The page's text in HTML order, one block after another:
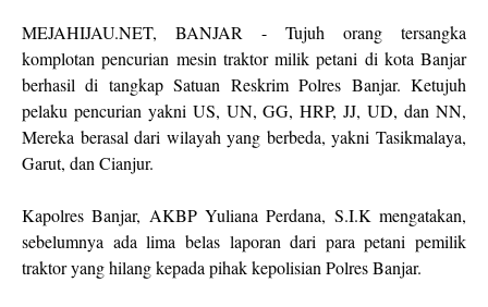
MEJAHIJAU.NET, BANJAR - Tujuh orang tersangka
komplotan pencurian mesin traktor milik petani di kota Banjar
berhasil di tangkap Satuan Reskrim Polres Banjar. Ketujuh
pelaku pencurian yakni US, UN, GG, HRP, JJ, UD, dan NN,
Mereka berasal dari wilayah yang berbeda, yakni Tasikmalaya,
Garut, dan Cianjur.
Kapolres Banjar, AKBP Yuliana Perdana, S.I.K mengatakan,
sebelumnya ada lima belas laporan dari para petani pemilik
traktor yang hilang kepada pihak kepolisian Polres Banjar.